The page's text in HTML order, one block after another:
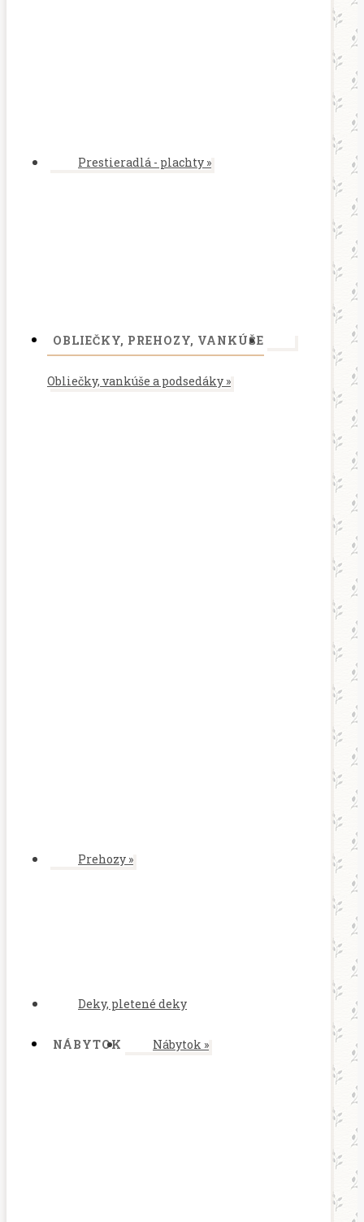
Prestieradlá - plachty »
OBLIEČKY, PREHOZY, VANKÚŠE
Obliečky, vankúše a podsedáky »
Prehozy »
Deky, pletené deky
NÁBYTOK Nábytok »